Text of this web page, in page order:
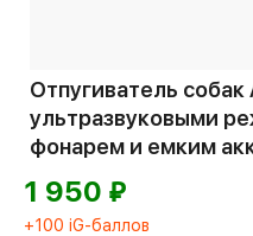
Отпугиватель
ультразвуковыми
фонарем и емким
1 950 ⃏
+100 iG-баллов